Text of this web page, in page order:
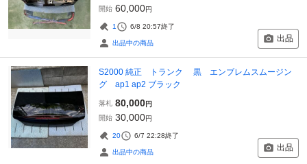
開始 60,000円
1 6/8 20:57終了
出品中の商品 出品
S2000 純正 トランク 黒 エンブレムスムージン
グ ap1 ap2 ブラック
落札 80,000円
開始 30,000円
20 6/7 22:28終了
出品中の商品 出品